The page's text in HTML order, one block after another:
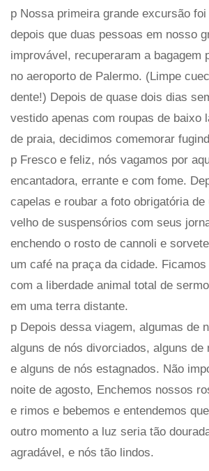
p Nossa primeira grande excursão
depois que duas pessoas em nosso
improvável, recuperaram a bagagem
no aeroporto de Palermo. (Limpe
dente!) Depois de quase dois dias
vestido apenas com roupas de baixo
de praia, decidimos comemorar
p Fresco e feliz, nós vagamos por
encantadora, errante e com fome.
capelas e roubar a foto obrigatória de
velho de suspensórios com seus
enchendo o rosto de cannoli e
um café na praça da cidade.
com a liberdade animal total de
em uma terra distante.
p Depois dessa viagem, algumas de
alguns de nós divorciados, alguns de
e alguns de nós estagnados. Não
noite de agosto, Enchemos nossos
e rimos e bebemos e entendemos
outro momento a luz seria tão
agradável, e nós tão lindos.